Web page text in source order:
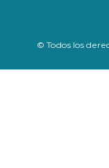
© Todos los